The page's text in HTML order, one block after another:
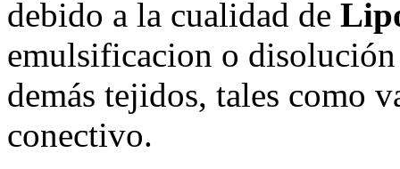
debido a la cualidad de
emulsificacion o
demás tejidos, tales como
conectivo.